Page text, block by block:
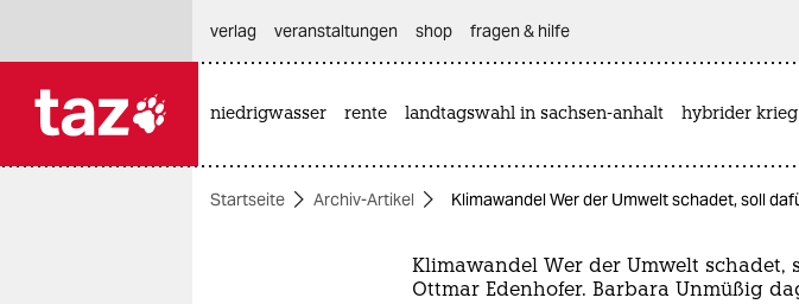
themen
verlag
veranstaltungen shop fragen & hilfe
niedrigwasser rente landtagswahl in sachsen-anhalt hybrider krieg
Startseite Archiv-Artikel Klimawandel Wer der Umwelt schadet, soll
Klimawandel Wer der Umwelt schadet,
Ottmar Edenhofer. Barbara Unmüßig